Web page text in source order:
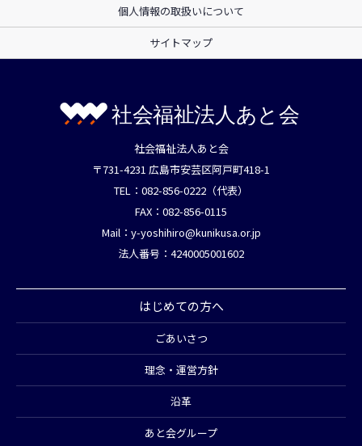
個人情報の取扱いについて
サイトマップ
社会福祉法人あと会
〒731-4231 広島市安芸区阿戸町418-1
TEL：082-856-0222（代表）
FAX：082-856-0115
Mail： y-yoshihiro@kunikusa.or.jp
法人番号：4240005001602
はじめての方へ
ごあいさつ
理念・運営方針
沿革
あと会グループ